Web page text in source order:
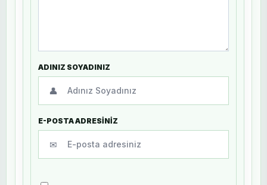
ADINIZ SOYADINIZ
👤
E-POSTA ADRESİNİZ
✉